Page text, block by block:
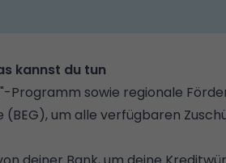
kannst du tun
sowie regionale
um alle verfügbaren